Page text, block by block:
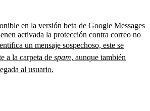
en la versión beta de Google Messages
activada la protección contra correo no
un mensaje sospechoso, este se
a la carpeta de spam, aunque también
al usuario.